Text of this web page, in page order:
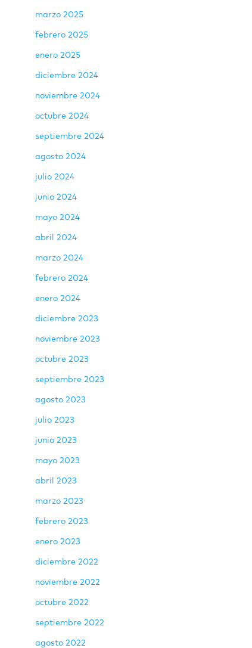
marzo 2025
febrero 2025
enero 2025
diciembre 2024
noviembre 2024
octubre 2024
septiembre 2024
agosto 2024
julio 2024
junio 2024
mayo 2024
abril 2024
marzo 2024
febrero 2024
enero 2024
diciembre 2023
noviembre 2023
octubre 2023
septiembre 2023
agosto 2023
julio 2023
junio 2023
mayo 2023
abril 2023
marzo 2023
febrero 2023
enero 2023
diciembre 2022
noviembre 2022
octubre 2022
septiembre 2022
agosto 2022